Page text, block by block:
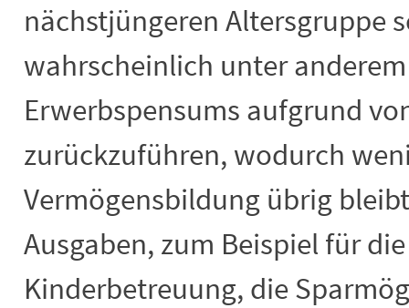
nächstjüngeren Altersgruppe
wahrscheinlich unter
Erwerbspensums aufgrund
zurückzuführen, wodurch
Vermögensbildung übrig
Ausgaben, zum Beispiel für
Kinderbetreuung, die